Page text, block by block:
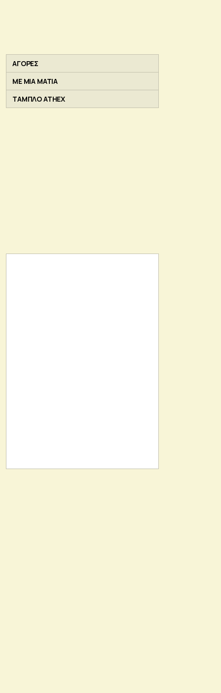
ΑΓΟΡΕΣ
ΜΕ ΜΙΑ ΜΑΤΙΑ
ΤΑΜΠΛΟ ATHEX